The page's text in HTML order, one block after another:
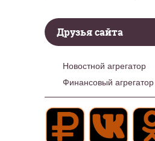
Друзья сайта
Новостной агрегатор
Финансовый агрегатор